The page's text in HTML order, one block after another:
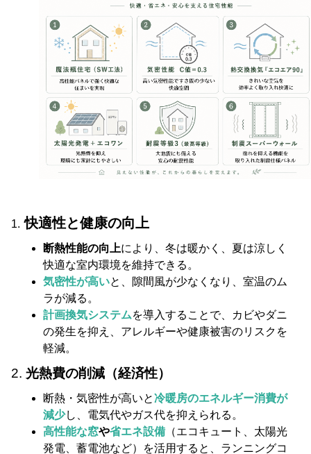
1. 快適性と健康の向上
断熱性能の向上により、冬は暖かく、夏は涼しく
快適な室内環境を維持できる。
気密性が高いと、隙間風が少なくなり、室温のム
ラが減る。
計画換気システムを導入することで、カビやダニ
の発生を抑え、アレルギーや健康被害のリスクを
軽減。
2. 光熱費の削減（経済性）
断熱・気密性が高いと冷暖房のエネルギー消費が
減少し、電気代やガス代を抑えられる。
高性能な窓や省エネ設備 （エコキュート、太陽光
発電、蓄電池など）を活用すると、ランニングコ